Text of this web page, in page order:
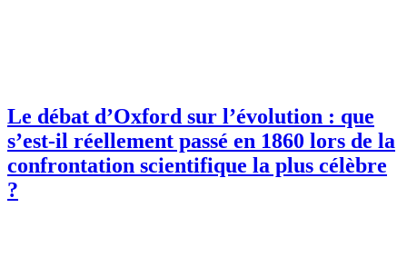
Le débat d’Oxford sur l’évolution : que
s’est-il réellement passé en 1860 lors de la
confrontation scientifique la plus célèbre
?